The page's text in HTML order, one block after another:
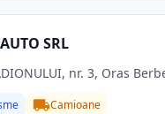
SRL
nr. 3, Oras
Camioane